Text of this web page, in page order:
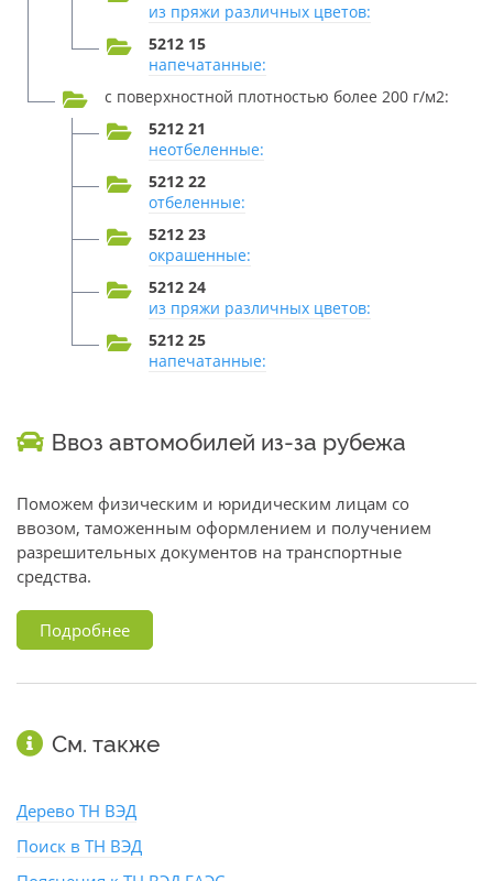
из пряжи различных цветов:
5212 15
напечатанные:
с поверхностной плотностью более 200 г/м2:
5212 21
неотбеленные:
5212 22
отбеленные:
5212 23
окрашенные:
5212 24
из пряжи различных цветов:
5212 25
напечатанные:
Ввоз автомобилей из-за рубежа
Поможем физическим и юридическим лицам со
ввозом, таможенным оформлением и получением
разрешительных документов на транспортные
средства.
Подробнее
См. также
Дерево ТН ВЭД
Поиск в ТН ВЭД